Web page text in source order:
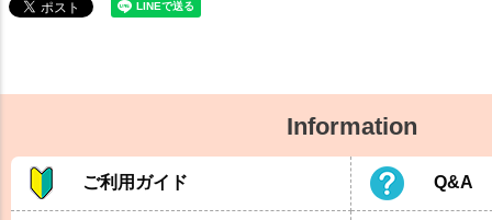
Information
ご利用ガイド Q&A